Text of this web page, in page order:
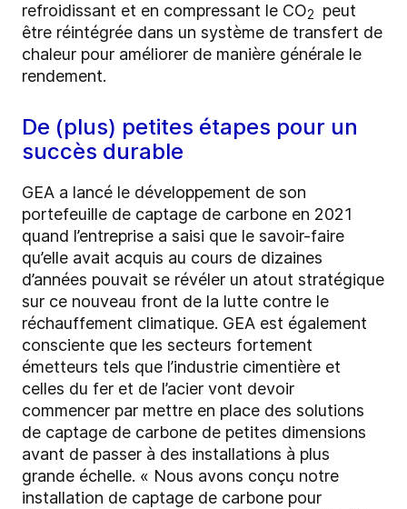
refroidissant et en compressant le CO2
peut
être réintégrée dans un système de transfert de
chaleur pour améliorer de manière générale le
rendement.
De (plus) petites étapes pour un
succès durable
GEA a lancé le développement de son
portefeuille de captage de carbone en 2021
quand l’entreprise a saisi que le savoir-faire
qu’elle avait acquis au cours de dizaines
d’années pouvait se révéler un atout stratégique
sur ce nouveau front de la lutte contre le
réchauffement climatique. GEA est également
consciente que les secteurs fortement
émetteurs tels que l’industrie cimentière et
celles du fer et de l’acier vont devoir
commencer par mettre en place des solutions
de captage de carbone de petites dimensions
avant de passer à des installations à plus
grande échelle. « Nous avons conçu notre
installation de captage de carbone pour